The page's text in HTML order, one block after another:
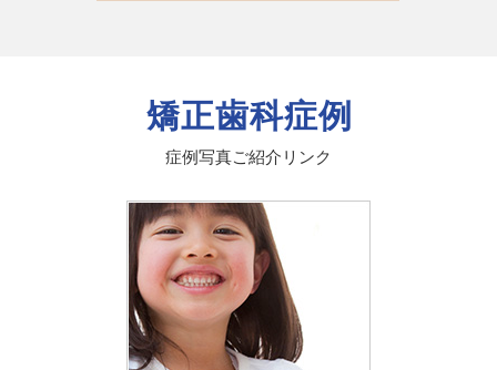
矯正歯科症例
症例写真ご紹介リンク